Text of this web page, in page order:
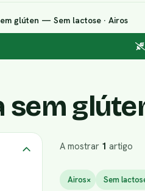
glúten — Sem lactose · Airos
A mostrar 1 artigo
Airos× Sem